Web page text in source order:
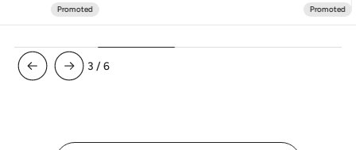
3 /6